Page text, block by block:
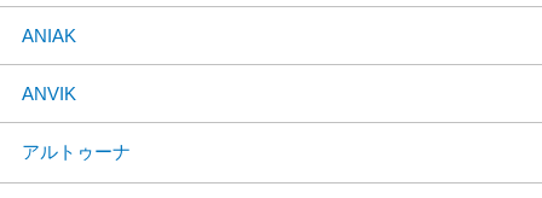
ANIAK
ANVIK
アルトゥーナ